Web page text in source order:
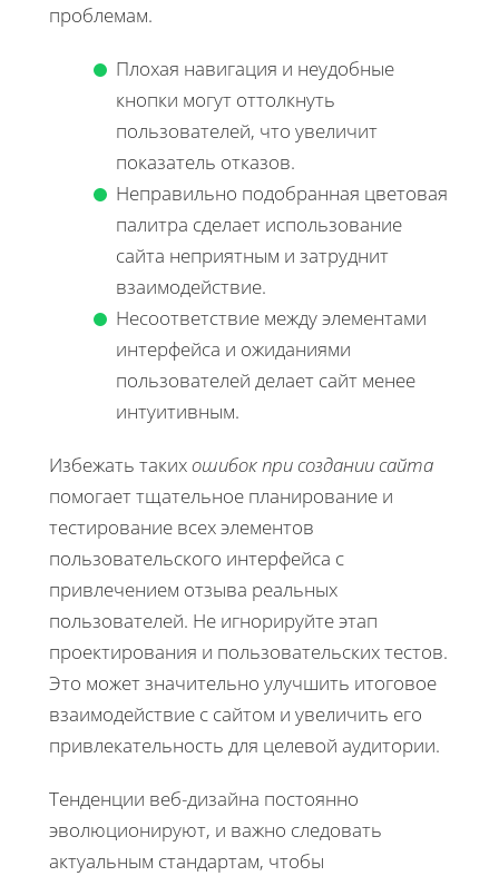
проблемам.
Плохая навигация и неудобные
кнопки могут оттолкнуть
пользователей, что увеличит
показатель отказов.
Неправильно подобранная цветовая
палитра сделает использование
сайта неприятным и затруднит
взаимодействие.
Несоответствие между элементами
интерфейса и ожиданиями
пользователей делает сайт менее
интуитивным.
Избежать такихошибок при создании сайта
помогает тщательное планирование и
тестирование всех элементов
пользовательского интерфейса с
привлечением отзыва реальных
пользователей. Не игнорируйте этап
проектирования и пользовательских тестов.
Это может значительно улучшить итоговое
взаимодействие с сайтом и увеличить его
привлекательность для целевой аудитории.
Тенденции веб-дизайна постоянно
эволюционируют, и важно следовать
актуальным стандартам, чтобы